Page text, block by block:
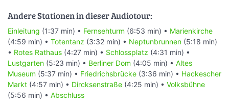
Andere Stationen in dieser Audiotour:
Einleitung (1:37 min) • Fernsehturm (6:53 min) • Marienkirche
(4:59 min) • Totentanz (3:32 min) • Neptunbrunnen (5:18 min)
• Rotes Rathaus (4:27 min) • Schlossplatz (4:31 min) •
Lustgarten (5:23 min) • Berliner Dom (4:05 min) • Altes
Museum (5:37 min) • Friedrichsbrücke (3:36 min) • Hackescher
Markt (4:57 min) • Dircksenstraße (4:25 min) • Volksbühne
(5:56 min) • Abschluss